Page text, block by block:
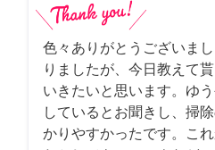
色々ありがとうございま
りましたが、今日教えて
いきたいと思います。ゆ
しているとお聞きし、掃
かりやすかったです。こ